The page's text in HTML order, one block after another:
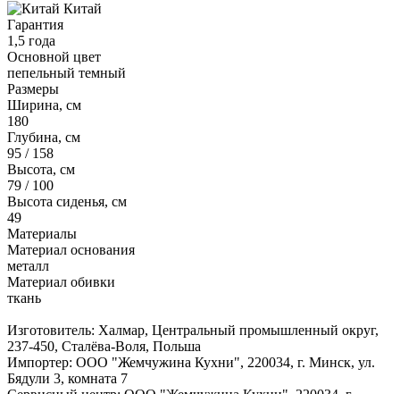
Китай
Гарантия
1,5 года
Основной цвет
пепельный темный
Размеры
Ширина, см
180
Глубина, см
95 / 158
Высота, см
79 / 100
Высота сиденья, см
49
Материалы
Материал основания
металл
Материал обивки
ткань
Изготовитель: Халмар, Центральный промышленный округ,
237-450, Сталёва-Воля, Польша
Импортер: ООО "Жемчужина Кухни", 220034, г. Минск, ул.
Бядули 3, комната 7